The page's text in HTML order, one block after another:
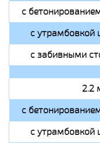
с
с утрамбовкой
с забивными
2.2
с
с утрамбовкой